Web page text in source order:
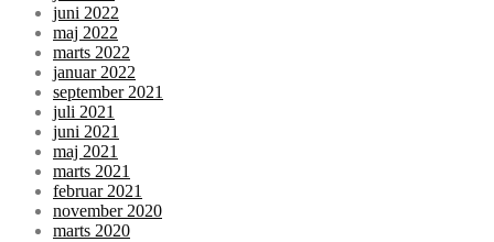
juni 2022
maj 2022
marts 2022
januar 2022
september 2021
juli 2021
juni 2021
maj 2021
marts 2021
februar 2021
november 2020
marts 2020